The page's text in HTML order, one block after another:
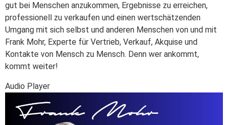
gut bei Menschen anzukommen, Ergebnisse zu erreichen,
professionell zu verkaufen und einen wertschätzenden
Umgang mit sich selbst und anderen Menschen von und mit
Frank Mohr, Experte für Vertrieb, Verkauf, Akquise und
Kontakte von Mensch zu Mensch. Denn wer ankommt,
kommt weiter!
Audio Player